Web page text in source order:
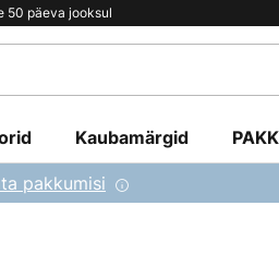
50 päeva jooksul
Kaubamärgid
pakkumisi